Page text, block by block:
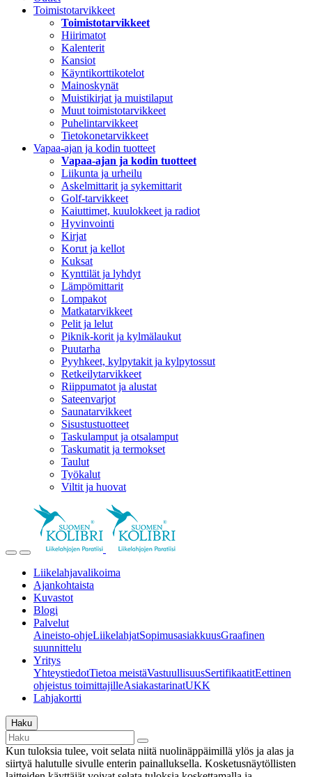
Toimistotarvikkeet
Toimistotarvikkeet
Hiirimatot
Kalenterit
Kansiot
Käyntikorttikotelot
Mainoskynät
Muistikirjat ja muistilaput
Muut toimistotarvikkeet
Puhelintarvikkeet
Tietokonetarvikkeet
Vapaa-ajan ja kodin tuotteet
Vapaa-ajan ja kodin tuotteet
Liikunta ja urheilu
Askelmittarit ja sykemittarit
Golf-tarvikkeet
Kaiuttimet, kuulokkeet ja radiot
Hyvinvointi
Kirjat
Korut ja kellot
Kuksat
Kynttilät ja lyhdyt
Lämpömittarit
Lompakot
Matkatarvikkeet
Pelit ja lelut
Piknik-korit ja kylmälaukut
Puutarha
Pyyhkeet, kylpytakit ja kylpytossut
Retkeilytarvikkeet
Riippumatot ja alustat
Sateenvarjot
Saunatarvikkeet
Sisustustuotteet
Taskulamput ja otsalamput
Taskumatit ja termokset
Taulut
Työkalut
Viltit ja huovat
Liikelahjavalikoima
Ajankohtaista
Kuvastot
Blogi
Palvelut
Aineisto-ohjeLiikelahjatSopimusasiakkuusGraafinen
suunnittelu
Yritys
YhteystiedotTietoa meistäVastuullisuusSertifikaatitEettinen
ohjeistus toimittajilleAsiakastarinatUKK
Lahjakortti
Haku
Kun tuloksia tulee, voit selata niitä nuolinäppäimillä ylös ja alas ja
siirtyä halutulle sivulle enterin painalluksella. Kosketusnäytöllisten